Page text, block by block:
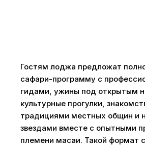
Гостям лоджа предложат
сафари-программу с
гидами, ужины под открытым
культурные прогулки,
традициями местных общин и
звездами вместе с опытными
племени масаи. Такой формат